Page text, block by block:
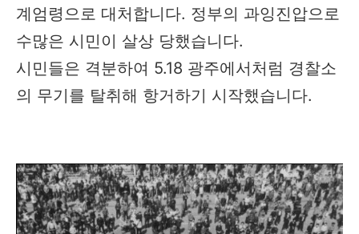
계엄령으로 대처합니다. 정부의 과잉진압으로
수많은 시민이 살상 당했습니다.
시민들은 격분하여 5.18 광주에서처럼 경찰소
의 무기를 탈취해 항거하기 시작했습니다.